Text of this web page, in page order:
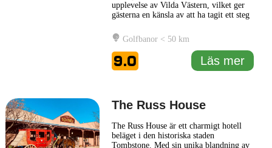
upplevelse av Vilda Västern, vilket ger
gästerna en känsla av att ha tagit ett steg
är inspirerad av den gamla västern och
inkluderar detaljer som träpaneler,
klassiska salonger och traditionella
inredningselement,
... Läs mer
Golfbanor < 50 km
9.0 Läs mer
The Russ House
The Russ House är ett charmigt hotell
beläget i den historiska staden
Tombstone. Med sin unika blandning av